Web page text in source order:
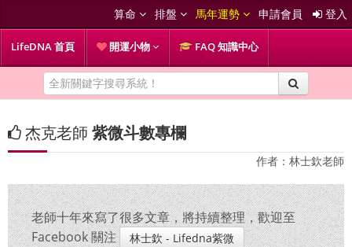
算命 排盤 馬年運勢 申請會員 登入
LifeDNA 首頁 開運小物 FAQ 知識中心
杰克老師 紫微斗數專欄
作者：林士欽老師
老師十年來寫了很多文章，將持續整理，歡迎至
Facebook 關注
林士欽 - Lifedna紫微